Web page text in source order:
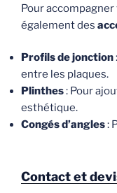
Pour
également des
Profils de jonction
entre les plaques.
Plinthes: Pour
esthétique.
Congés d’angles:
Contact et